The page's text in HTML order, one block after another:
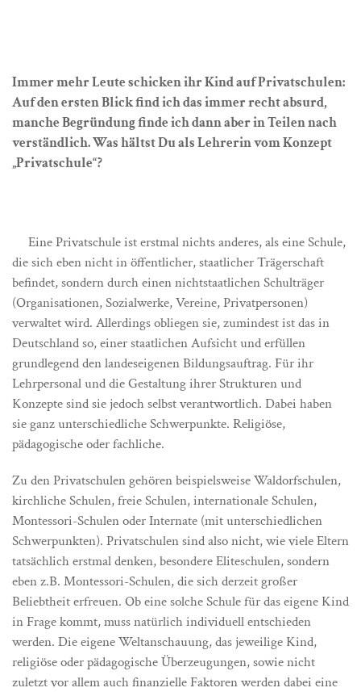
Immer mehr Leute schicken ihr Kind auf Privatschulen:
Auf den ersten Blick find ich das immer recht absurd,
manche Begründung finde ich dann aber in Teilen nach
verständlich. Was hältst Du als Lehrerin vom Konzept
„Privatschule“?
Eine Privatschule ist erstmal nichts anderes, als eine Schule,
die sich eben nicht in öffentlicher, staatlicher Trägerschaft
befindet, sondern durch einen nichtstaatlichen Schulträger
(Organisationen, Sozialwerke, Vereine, Privatpersonen)
verwaltet wird. Allerdings obliegen sie, zumindest ist das in
Deutschland so, einer staatlichen Aufsicht und erfüllen
grundlegend den landeseigenen Bildungsauftrag. Für ihr
Lehrpersonal und die Gestaltung ihrer Strukturen und
Konzepte sind sie jedoch selbst verantwortlich. Dabei haben
sie ganz unterschiedliche Schwerpunkte. Religiöse,
pädagogische oder fachliche.
Zu den Privatschulen gehören beispielsweise Waldorfschulen,
kirchliche Schulen, freie Schulen, internationale Schulen,
Montessori-Schulen oder Internate (mit unterschiedlichen
Schwerpunkten). Privatschulen sind also nicht, wie viele Eltern
tatsächlich erstmal denken, besondere Eliteschulen, sondern
eben z.B. Montessori-Schulen, die sich derzeit großer
Beliebtheit erfreuen. Ob eine solche Schule für das eigene Kind
in Frage kommt, muss natürlich individuell entschieden
werden. Die eigene Weltanschauung, das jeweilige Kind,
religiöse oder pädagogische Überzeugungen, sowie nicht
zuletzt vor allem auch finanzielle Faktoren werden dabei eine